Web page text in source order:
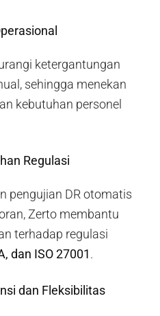
ketergantungan
sehingga menekan
kebutuhan personel
Regulasi
pengujian DR otomatis
Zerto membantu
terhadap regulasi
dan ISO 27001.
dan Fleksibilitas